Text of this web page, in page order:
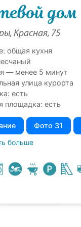
Красная, 75
общая кухня
— менее 5 минут
улица курорта
есть
площадка: есть
Фото 31
больше